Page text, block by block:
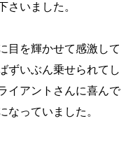
さいました。
目を輝かせて感激して
ずいぶん乗せられてし
イアントさんに喜んで
なっていました。